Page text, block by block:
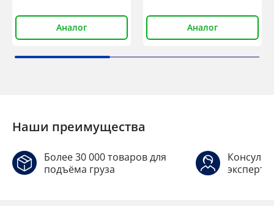
Аналог Аналог
Наши преимущества
Более 30 000 товаров для
подъёма груза